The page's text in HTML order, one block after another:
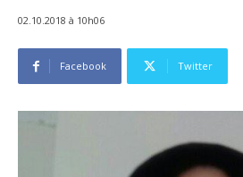
02.10.2018 à 10h06
Facebook Twitter